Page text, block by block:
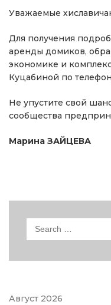
Уважаемые
Для получения
аренды домиков,
экономике и
Куцабиной по
Не упустите свой
сообщества
Марина ЗАЙЦЕВА
Search
Август 2026